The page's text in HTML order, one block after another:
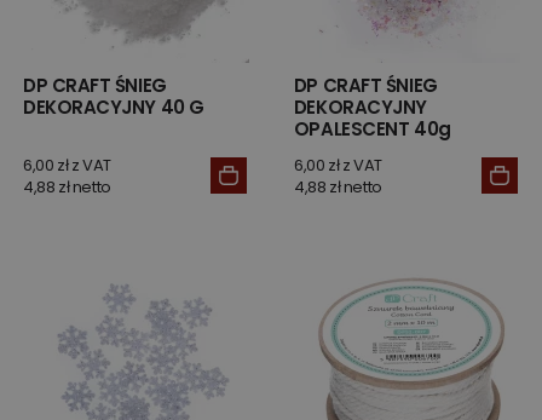
DP CRAFT ŚNIEG
DEKORACYJNY 40 G
6,00 zł z VAT
4,88 zł netto
DP CRAFT ŚNIEG
DEKORACYJNY
OPALESCENT 40g
6,00 zł z VAT
4,88 zł netto